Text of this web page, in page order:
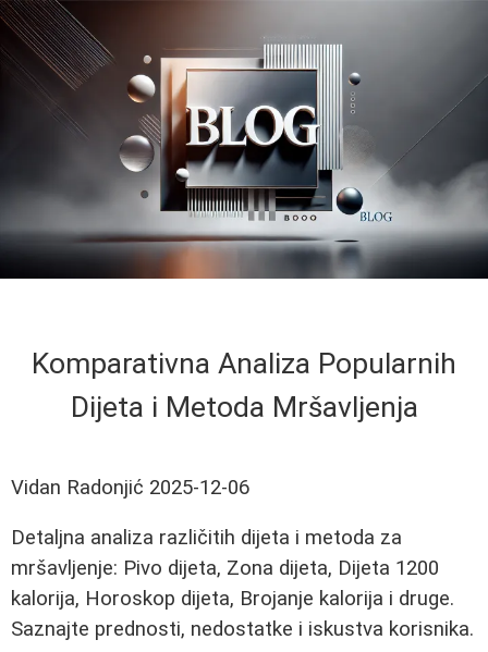
Komparativna Analiza Popularnih
Dijeta i Metoda Mršavljenja
Vidan Radonjić 2025-12-06
Detaljna analiza različitih dijeta i metoda za
mršavljenje: Pivo dijeta, Zona dijeta, Dijeta 1200
kalorija, Horoskop dijeta, Brojanje kalorija i druge.
Saznajte prednosti, nedostatke i iskustva korisnika.